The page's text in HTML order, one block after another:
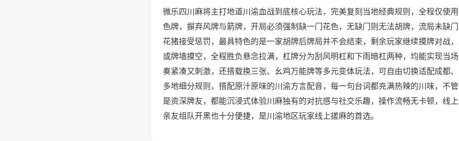
微乐四川麻将主打地道川渝血战到底核心玩法，完美复刻当地经典规则，全程仅使
色牌，摒弃风牌与箭牌，开局必须强制缺一门花色，无缺门则无法胡牌，流局未缺
花猪接受惩罚，最具特色的是一家胡牌后牌局并不会结束，剩余玩家继续摸牌对战
或牌墙摸空，全程胜负悬念拉满，杠牌分为刮风明杠和下雨暗杠两种，均能实现当
奏紧凑又刺激，还搭载换三张、幺鸡万能牌等多元变体玩法，可自由切换适配成都
多地细分规则，搭配原汁原味的川渝方言配音，每一句台词都充满热辣的川味，不
是资深牌友，都能沉浸式体验川麻独有的对抗感与社交乐趣，操作流畅无卡顿，线上
亲友组队开黑也十分便捷，是川渝地区玩家线上搓麻的首选。